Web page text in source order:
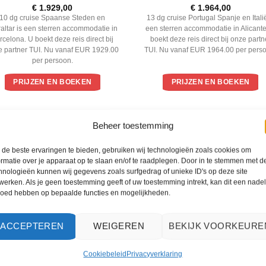
Beheer toestemming
de beste ervaringen te bieden, gebruiken wij technologieën zoals cookies om
over je apparaat op te slaan en/of te raadplegen. Door in te stemmen met
kunnen wij gegevens zoals surfgedrag of unieke ID's op deze site
Als je geen toestemming geeft of uw toestemming intrekt, kan dit een
hebben op bepaalde functies en mogelijkheden.
ACCEPTEREN WEIGEREN BEKIJK
CookiebeleidPrivacyverklaring
€ 1.929,00
10 dg cruise Spaanse Steden en
is een sterren accommodatie in
U boekt deze reis direct bij
partner TUI. Nu vanaf EUR 1929.00
per persoon.
PRIJZEN EN BOEKEN
€1.964,00
13 dg cruise Portugal Spanje en
een sterren accommodatie in
boekt deze reis direct bij onze
TUI. Nu vanaf EUR 1964.00 per
PRIJZEN EN BOEKEN
WAT ZE OVER ONS ZEGGEN